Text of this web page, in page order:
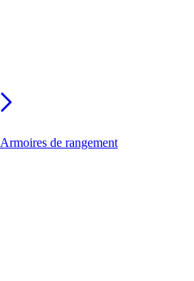
Armoires de rangement